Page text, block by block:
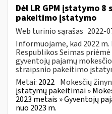
Dėl LR GPM įstatymo
pakeitimo įstatymo
Web turinio sąrašas 2022-
Informuojame, kad 2022
Respublikos Seimas
gyventojų pajamų
straipsnio pakeitimo
Metai: 2022 Mokesčių
įstatymų pakeitimai »
2023 metais » Gyventojų
nuo 2023 m.